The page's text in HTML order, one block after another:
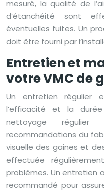
mesuré, la qualité de
d’étanchéité sont
éventuelles fuites. Un
doit être fourni par
Entretien et
votre VMC de
Un entretien régulier
l’efficacité et la
nettoyage
recommandations du
visuelle des gaines et
effectuée
problèmes. Un entretien
recommandé pour